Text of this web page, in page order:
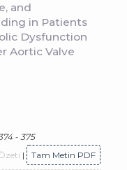
and
in Patients
Dysfunction
Aortic Valve
- 375
| Tam Metin PDF